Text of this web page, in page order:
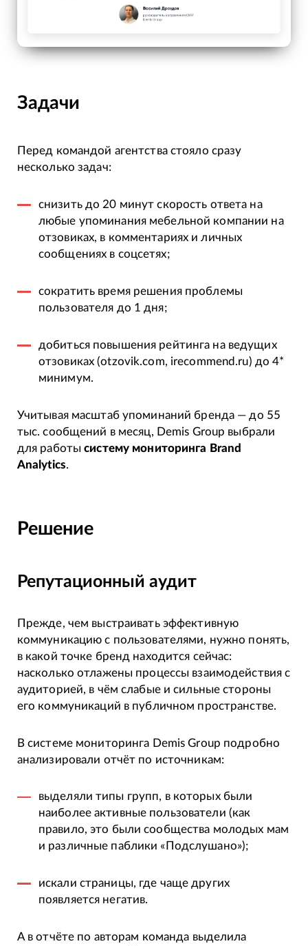
Задачи
Перед командой агентства стояло сразу
несколько задач:
снизить до 20 минут скорость ответа на
любые упоминания мебельной компании на
отзовиках, в комментариях и личных
сообщениях в соцсетях;
сократить время решения проблемы
пользователя до 1 дня;
добиться повышения рейтинга на ведущих
отзовиках (otzovik.com, irecommend.ru) до 4*
минимум.
Учитывая масштаб упоминаний бренда — до 55
тыс. сообщений в месяц, Demis Group выбрали
для работысистему мониторинга Brand
Analytics.
Решение
Репутационный аудит
Прежде, чем выстраивать эффективную
коммуникацию с пользователями, нужно понять,
в какой точке бренд находится сейчас:
насколько отлажены процессы взаимодействия с
аудиторией, в чём слабые и сильные стороны
его коммуникаций в публичном пространстве.
В системе мониторинга Demis Group подробно
анализировали отчёт по источникам:
выделяли типы групп, в которых были
наиболее активные пользователи (как
правило, это были сообщества молодых мам
и различные паблики «Подслушано»);
искали страницы, где чаще других
появляется негатив.
А в отчёте по авторам команда выделила